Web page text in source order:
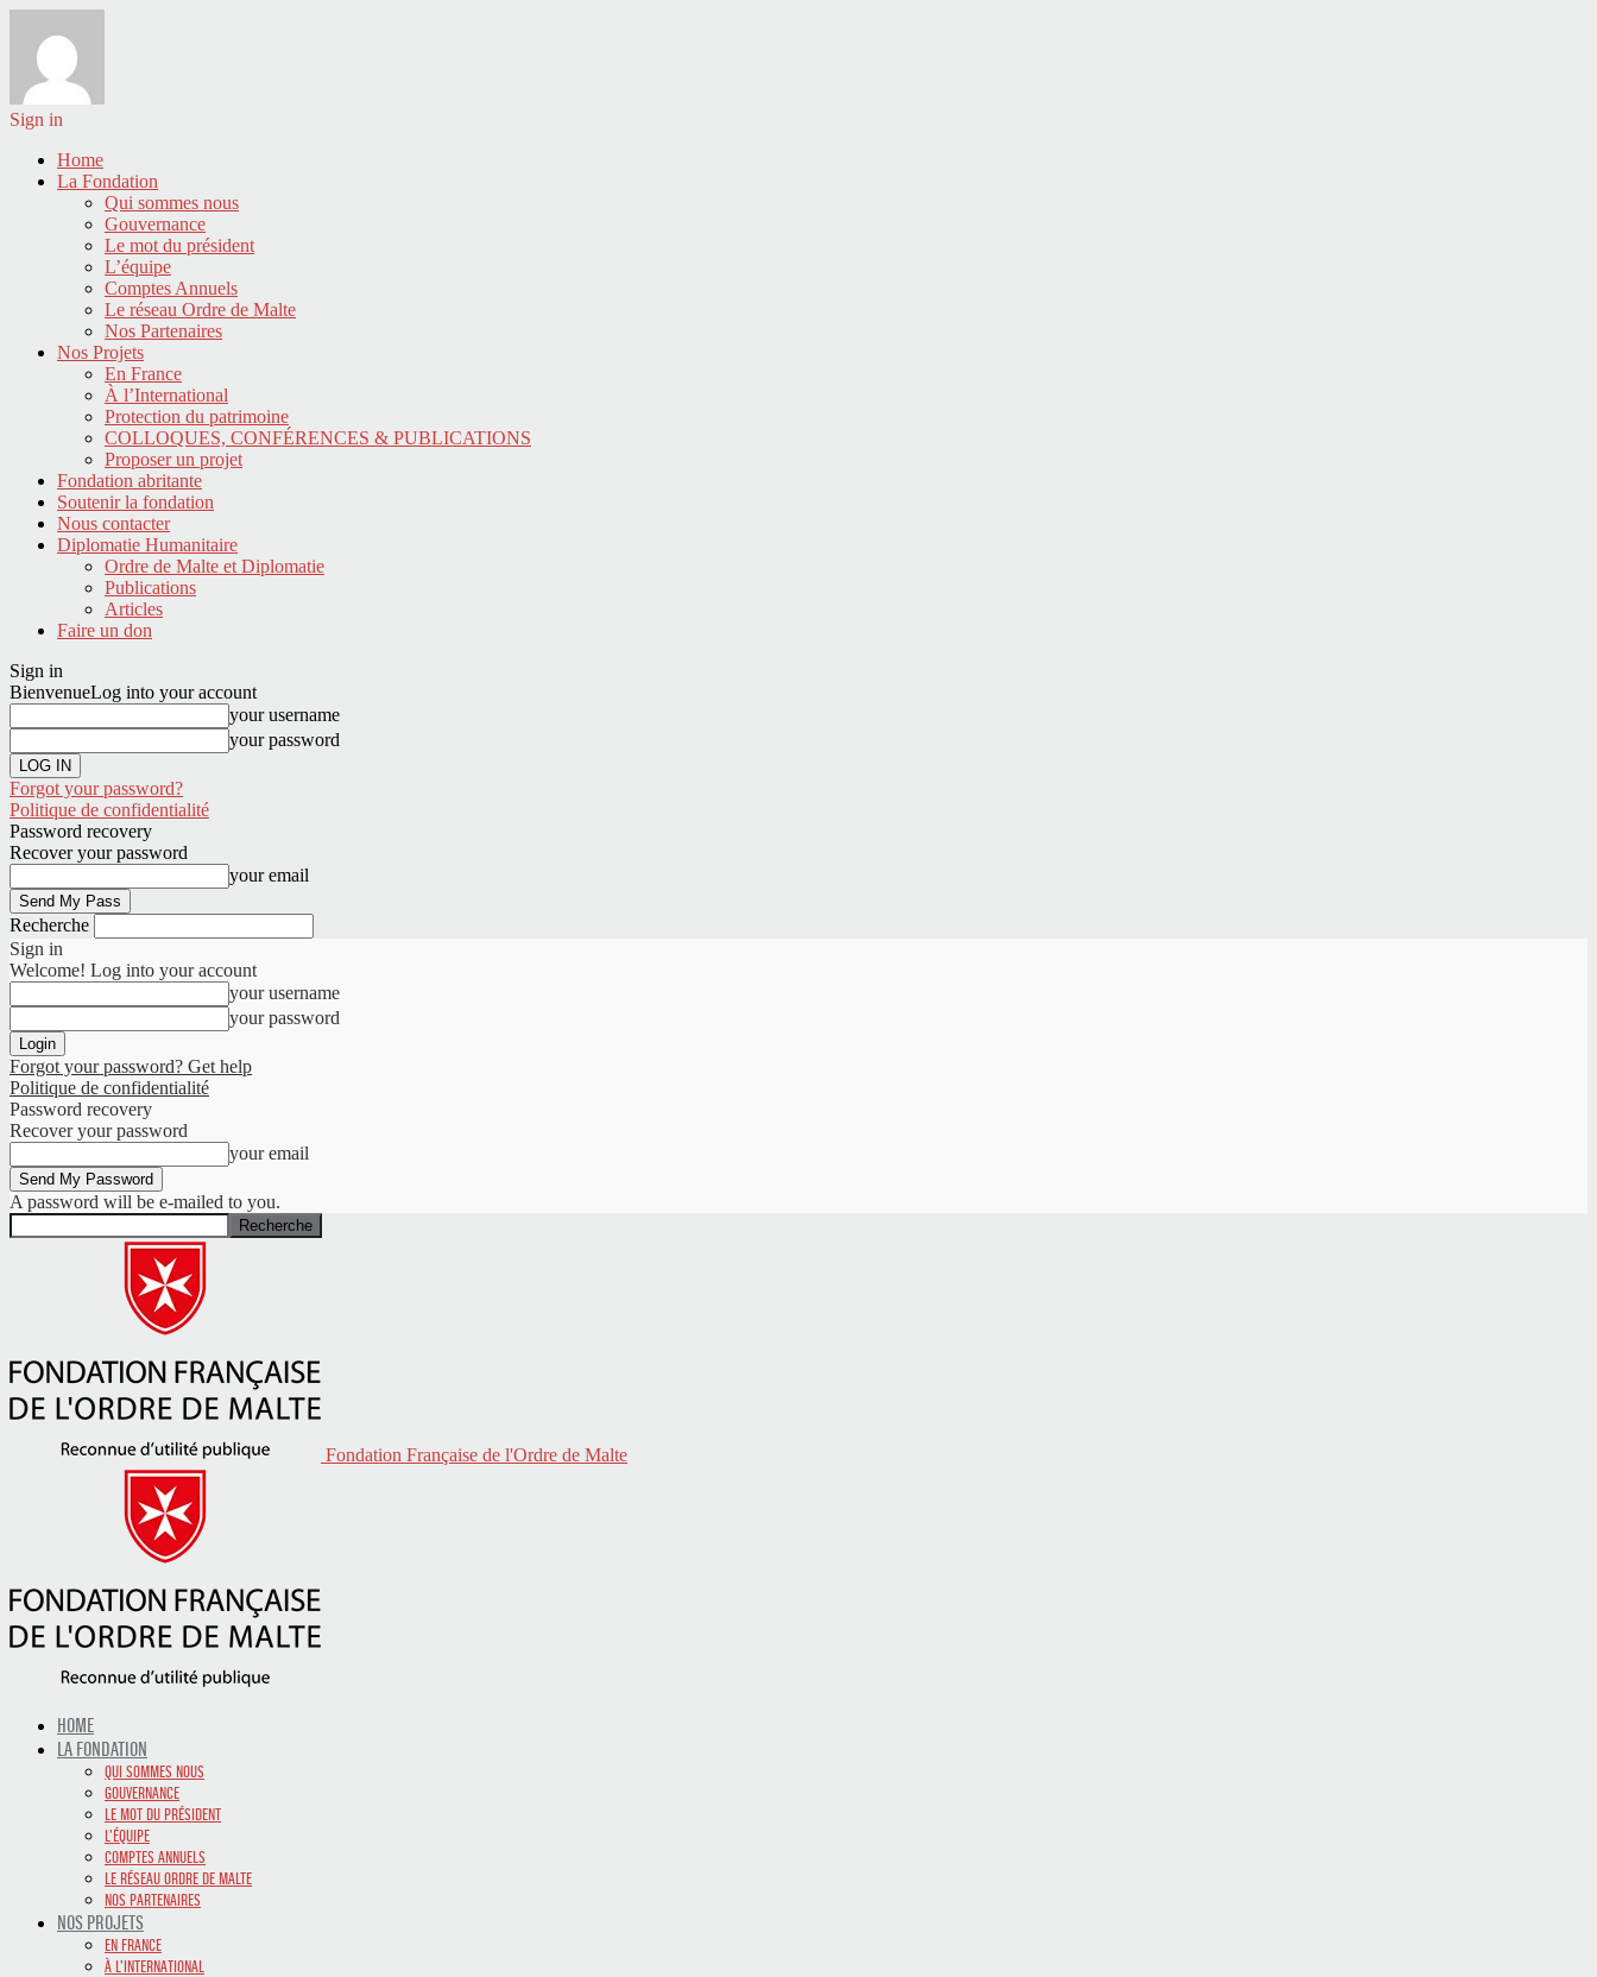
Sign in
Home
La Fondation
Qui sommes nous
Gouvernance
Le mot du président
L’équipe
Comptes Annuels
Le réseau Ordre de Malte
Nos Partenaires
Nos Projets
En France
À l’International
Protection du patrimoine
COLLOQUES, CONFÉRENCES & PUBLICATIONS
Proposer un projet
Fondation abritante
Soutenir la fondation
Nous contacter
Diplomatie Humanitaire
Ordre de Malte et Diplomatie
Publications
Articles
Faire un don
Sign in
BienvenueLog into your account
your username
your password
Forgot your password?
Politique de confidentialité
Password recovery
Recover your password
your email
Recherche
Sign in
Welcome! Log into your account
your username
your password
Forgot your password? Get help
Politique de confidentialité
Password recovery
Recover your password
your email
A password will be e-mailed to you.
Fondation Française de l'Ordre de Malte
HOME
LA FONDATION
QUI SOMMES NOUS
GOUVERNANCE
LE MOT DU PRÉSIDENT
L’ÉQUIPE
COMPTES ANNUELS
LE RÉSEAU ORDRE DE MALTE
NOS PARTENAIRES
NOS PROJETS
EN FRANCE
À L’INTERNATIONAL